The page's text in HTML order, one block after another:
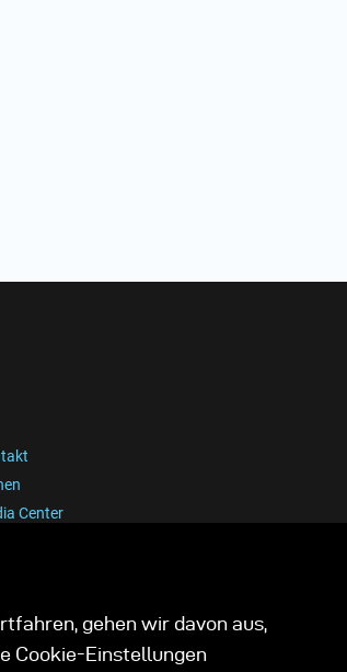
Center
gehen wir davon aus,
Cookie-Einstellungen